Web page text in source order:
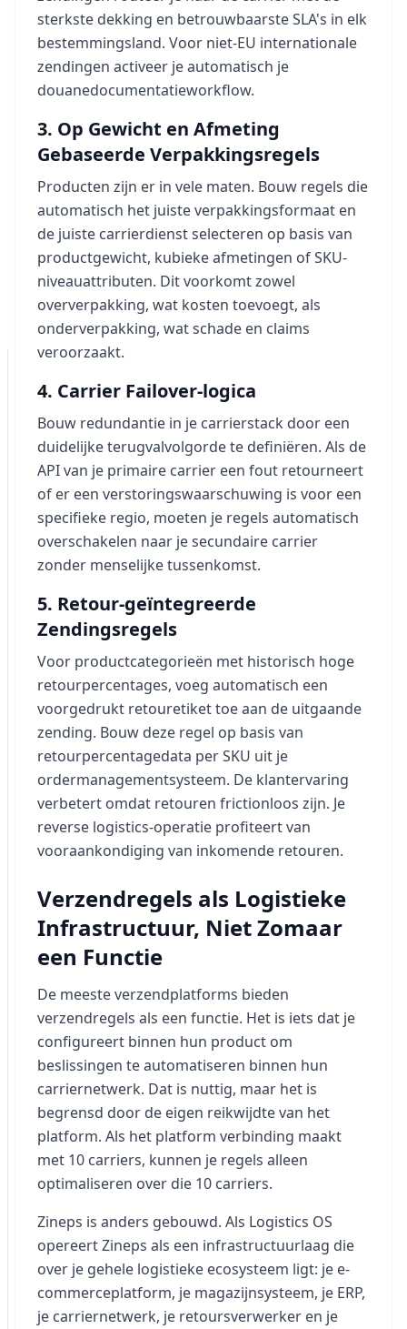
sterkste dekking en betrouwbaarste SLA's in elk
bestemmingsland. Voor niet-EU internationale
zendingen activeer je automatisch je
douanedocumentatieworkflow.
3. Op Gewicht en Afmeting
Gebaseerde Verpakkingsregels
Producten zijn er in vele maten. Bouw regels die
automatisch het juiste verpakkingsformaat en
de juiste carrierdienst selecteren op basis van
productgewicht, kubieke afmetingen of SKU-
niveauattributen. Dit voorkomt zowel
oververpakking, wat kosten toevoegt, als
onderverpakking, wat schade en claims
veroorzaakt.
4. Carrier Failover-logica
Bouw redundantie in je carrierstack door een
duidelijke terugvalvolgorde te definiëren. Als de
API van je primaire carrier een fout retourneert
of er een verstoringswaarschuwing is voor een
specifieke regio, moeten je regels automatisch
overschakelen naar je secundaire carrier
zonder menselijke tussenkomst.
5. Retour-geïntegreerde
Zendingsregels
Voor productcategorieën met historisch hoge
retourpercentages, voeg automatisch een
voorgedrukt retouretiket toe aan de uitgaande
zending. Bouw deze regel op basis van
retourpercentagedata per SKU uit je
ordermanagementsysteem. De klantervaring
verbetert omdat retouren frictionloos zijn. Je
reverse logistics-operatie profiteert van
vooraankondiging van inkomende retouren.
Verzendregels als Logistieke
Infrastructuur, Niet Zomaar
een Functie
De meeste verzendplatforms bieden
verzendregels als een functie. Het is iets dat je
configureert binnen hun product om
beslissingen te automatiseren binnen hun
carriernetwerk. Dat is nuttig, maar het is
begrensd door de eigen reikwijdte van het
platform. Als het platform verbinding maakt
met 10 carriers, kunnen je regels alleen
optimaliseren over die 10 carriers.
Zineps is anders gebouwd. Als Logistics OS
opereert Zineps als een infrastructuurlaag die
over je gehele logistieke ecosysteem ligt: je e-
commerceplatform, je magazijnsysteem, je ERP,
je carriernetwerk, je retoursverwerker en je